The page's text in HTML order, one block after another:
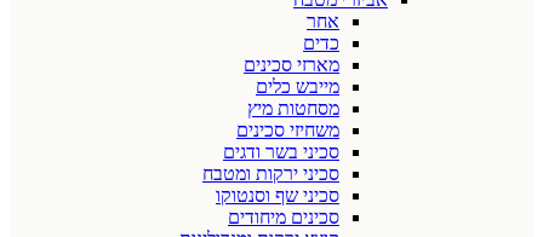
אחר
כדים
מארזי סכינים
מייבש כלים
מסחטות מיץ
משחיזי סכינים
סכיני בשר ודגים
סכיני ירקות ומטבח
סכיני שף וסנטוקו
סכינים מיחודים